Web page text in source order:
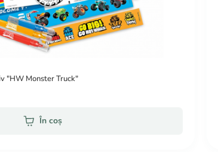
"HW Monster Truck"
În coș